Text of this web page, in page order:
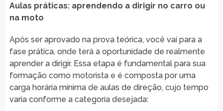
Aulas práticas: aprendendo a dirigir no carro ou
na moto
Após ser aprovado na prova teórica, você vai para a
fase prática, onde terá a oportunidade de realmente
aprender a dirigir. Essa etapa é fundamental para sua
formação como motorista e é composta por uma
carga horária mínima de aulas de direção, cujo tempo
varia conforme a categoria desejada: